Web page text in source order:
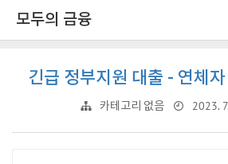
모두의 금융
긴급 정부지원 대출 - 연체
카테고리 없음 2023.